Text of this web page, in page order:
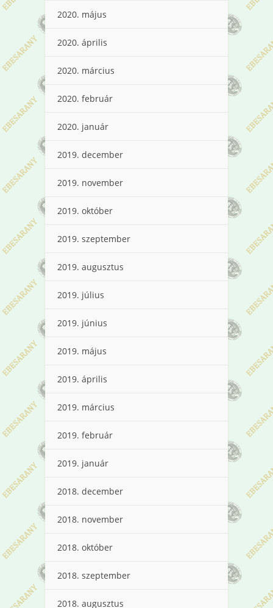
2020. május
2020. április
2020. március
2020. február
2020. január
2019. december
2019. november
2019. október
2019. szeptember
2019. augusztus
2019. július
2019. június
2019. május
2019. április
2019. március
2019. február
2019. január
2018. december
2018. november
2018. október
2018. szeptember
2018. augusztus